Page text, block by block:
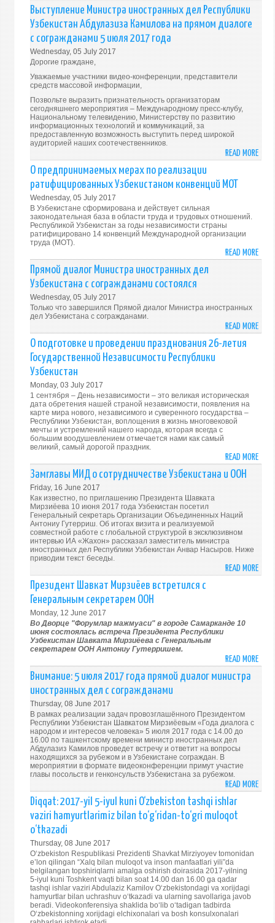
Выступление Министра иностранных дел Республики
Узбекистан Абдулазиза Камилова на прямом диалоге
с согражданами 5 июля 2017 года
Wednesday, 05 July 2017
Дорогие граждане,
Уважаемые участники видео-конференции, представители
средств массовой информации,
Позвольте выразить признательность организаторам
сегодняшнего мероприятия – Международному пресс-клубу,
Национальному телевидению, Министерству по развитию
информационных технологий и коммуникаций, за
предоставленную возможность выступить перед широкой
аудиторией наших соотечественников.
READ MORE
НА
С
5
2017
ГОДА
О предпринимаемых мерах по реализации
ратифицированных Узбекистаном конвенций МОТ
Wednesday, 05 July 2017
В Узбекистане сформирована и действует сильная
законодательная база в области труда и трудовых отношений.
Республикой Узбекистан за годы независимости страны
ратифицировано 14 конвенций Международной организации
труда (МОТ).
READ MORE
О
ПО
Прямой диалог Министра иностранных дел
Узбекистана с согражданами состоялся
Wednesday, 05 July 2017
Только что завершился Прямой диалог Министра иностранных
дел Узбекистана с согражданами.
READ MORE
О подготовке и проведении празднования 26-летия
Государственной Независимости Республики
Узбекистан
Monday, 03 July 2017
1 сентября – День независимости – это великая историческая
дата обретения нашей страной независимости, появления на
карте мира нового, независимого и суверенного государства –
Республики Узбекистан, воплощения в жизнь многовековой
мечты и устремлений нашего народа, которая всегда с
большим воодушевлением отмечается нами как самый
великий, самый дорогой праздник.
READ MORE
О
И
26-
Замглавы МИД о сотрудничестве Узбекистана и ООН
Friday, 16 June 2017
Как известно, по приглашению Президента Шавката
Мирзиёева 10 июня 2017 года Узбекистан посетил
Генеральный секретарь Организации Объединенных Наций
Антониу Гутерриш. Об итогах визита и реализуемой
совместной работе с глобальной структурой в эксклюзивном
интервью ИА «Жахон» рассказал заместитель министра
иностранных дел Республики Узбекистан Анвар Насыров. Ниже
приводим текст беседы.
READ MORE
ООН
Президент Шавкат Мирзиёев встретился с
Генеральным секретарем ООН
Monday, 12 June 2017
Во Дворце "Форумлар мажмуаси" в городе Самарканде 10
июня состоялась встреча Президента Республики
Узбекистан Шавката Мирзиёева с Генеральным
секретарем ООН Антониу Гутерришем.
READ MORE
С
ООН
Внимание: 5 июля 2017 года прямой диалог министра
иностранных дел с согражданами
Thursday, 08 June 2017
В рамках реализации задач провозглашённого Президентом
Республики Узбекистан Шавкатом Мирзиёевым «Года диалога с
народом и интересов человека» 5 июля 2017 года с 14.00 до
16.00 по ташкентскому времени министр иностранных дел
Абдулазиз Камилов проведет встречу и ответит на вопросы
находящихся за рубежом и в Узбекистане сограждан. В
мероприятии в формате видеоконференции примут участие
главы посольств и генконсульств Узбекистана за рубежом.
READ MORE
2017
ГОДА
Diqqat: 2017-yil 5-iyul kuni O‘zbekiston tashqi ishlar
vaziri hamyurtlarimiz bilan to‘g‘ridan-to‘gri muloqot
o‘tkazadi
Thursday, 08 June 2017
O‘zbekiston Respublikasi Prezidenti Shavkat Mirziyoyev tomonidan
e’lon qilingan “Xalq bilan muloqot va inson manfaatlari yili”da
belgilangan topshiriqlarni amalga oshirish doirasida 2017-yilning
5-iyul kuni Toshkent vaqti bilan soat 14.00 dan 16.00 ga qadar
tashqi ishlar vaziri Abdulaziz Kamilov O‘zbekistondagi va xorijdagi
hamyurtlar bilan uchrashuv o‘tkazadi va ularning savollariga javob
beradi. Videokonferensiya shaklida bo‘lib o‘tadigan tadbirda
O‘zbekistonning xorijdagi elchixonalari va bosh konsulxonalari